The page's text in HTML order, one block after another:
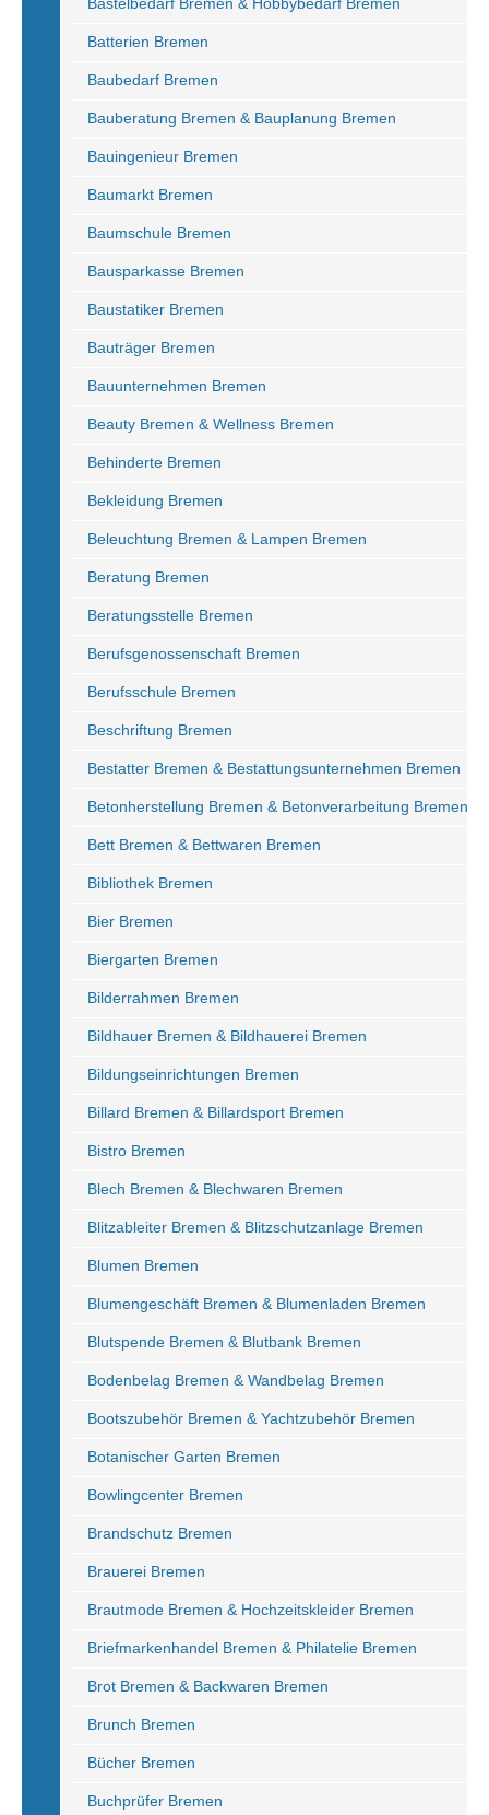
Batterien Bremen
Baubedarf Bremen
Bauberatung Bremen & Bauplanung Bremen
Bauingenieur Bremen
Baumarkt Bremen
Baumschule Bremen
Bausparkasse Bremen
Baustatiker Bremen
Bauträger Bremen
Bauunternehmen Bremen
Beauty Bremen & Wellness Bremen
Behinderte Bremen
Bekleidung Bremen
Beleuchtung Bremen & Lampen Bremen
Beratung Bremen
Beratungsstelle Bremen
Berufsgenossenschaft Bremen
Berufsschule Bremen
Beschriftung Bremen
Bestatter Bremen & Bestattungsunternehmen Bremen
Betonherstellung Bremen & Betonverarbeitung Bremen
Bett Bremen & Bettwaren Bremen
Bibliothek Bremen
Bier Bremen
Biergarten Bremen
Bilderrahmen Bremen
Bildhauer Bremen & Bildhauerei Bremen
Bildungseinrichtungen Bremen
Billard Bremen & Billardsport Bremen
Bistro Bremen
Blech Bremen & Blechwaren Bremen
Blitzableiter Bremen & Blitzschutzanlage Bremen
Blumen Bremen
Blumengeschäft Bremen & Blumenladen Bremen
Blutspende Bremen & Blutbank Bremen
Bodenbelag Bremen & Wandbelag Bremen
Bootszubehör Bremen & Yachtzubehör Bremen
Botanischer Garten Bremen
Bowlingcenter Bremen
Brandschutz Bremen
Brauerei Bremen
Brautmode Bremen & Hochzeitskleider Bremen
Briefmarkenhandel Bremen & Philatelie Bremen
Brot Bremen & Backwaren Bremen
Brunch Bremen
Bücher Bremen
Buchprüfer Bremen